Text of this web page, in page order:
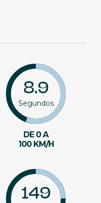
8.9
Segundos
DE 0 A
100 KM/H
149